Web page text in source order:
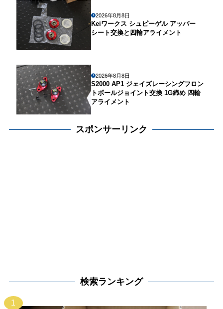
2026年8月8日
Keiワークス シュピーゲル アッパー
シート交換と四輪アライメント
2026年8月8日
S2000 AP1 ジェイズレーシングフロン
トボールジョイント交換 1G締め 四輪
アライメント
スポンサーリンク
検索ランキング
1